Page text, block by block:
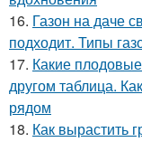
16. Газон на даче
подходит. Типы
17. Какие
другом таблица.
рядом
18. Как вырастить